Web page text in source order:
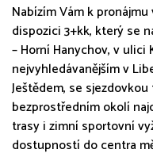
Nabízím Vám k
dispozici 3+kk, který se
– Horní Hanychov, v
nejvyhledávanějším v
Ještědem, se
bezprostředním okolí
trasy i zimní sportovní
dostupností do centra